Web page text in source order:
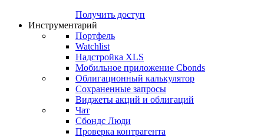
Получить доступ
Инструментарий
Портфель
Watchlist
Надстройка XLS
Мобильное приложение Cbonds
Облигационный калькулятор
Сохраненные запросы
Виджеты акций и облигаций
Чат
Сбондс Люди
Проверка контрагента